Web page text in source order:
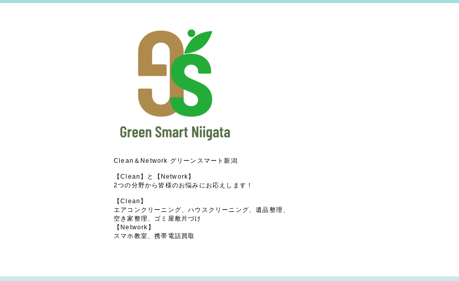
Clean＆Network グリーンスマート新潟
【Clean】と【Network】
2つの分野から皆様のお悩みにお応えします！
【Clean】
エアコンクリーニング、ハウスクリーニング、遺品整理、
空き家整理、ゴミ屋敷片づけ
【Network】
スマホ教室、携帯電話買取